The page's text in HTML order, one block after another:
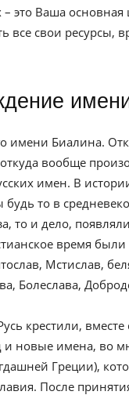
– это Ваша
все свои ресурсы,
имени Биалина.
вообще
имен. В
то в
то и дело,
время
Мстислав,
Болеслава,
крестили,
новые имена, во
Греции),
После